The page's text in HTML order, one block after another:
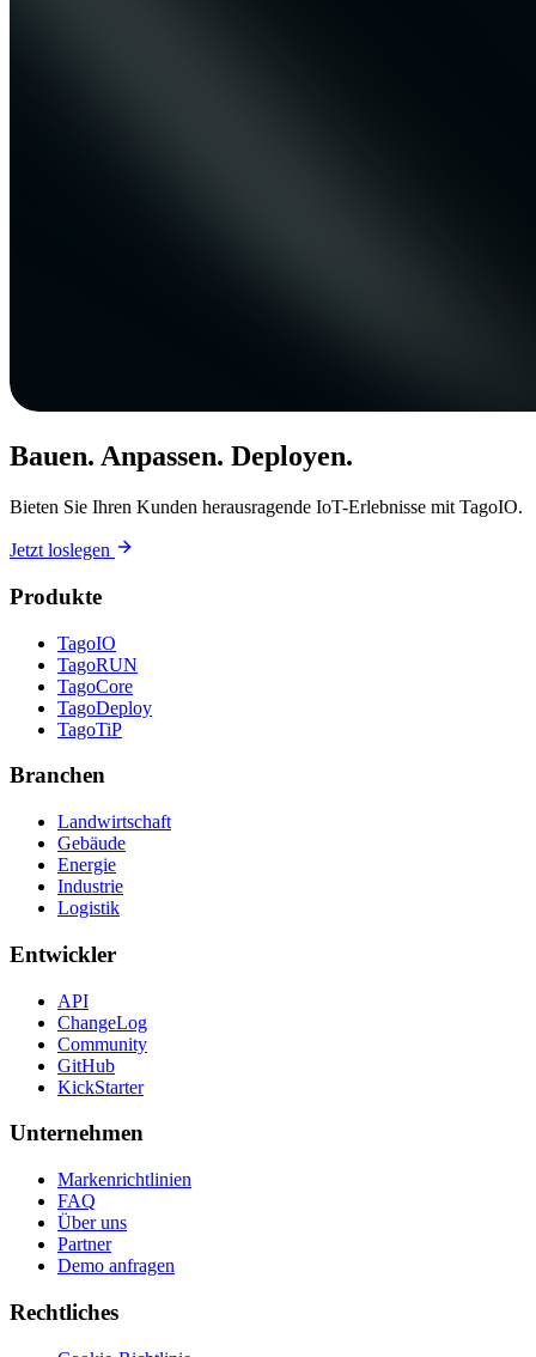
Bauen. Anpassen. Deployen.
Bieten Sie Ihren Kunden herausragende IoT-Erlebnisse mit TagoIO.
Jetzt loslegen
Produkte
TagoIO
TagoRUN
TagoCore
TagoDeploy
TagoTiP
Branchen
Landwirtschaft
Gebäude
Energie
Industrie
Logistik
Entwickler
API
ChangeLog
Community
GitHub
KickStarter
Unternehmen
Markenrichtlinien
FAQ
Über uns
Partner
Demo anfragen
Rechtliches